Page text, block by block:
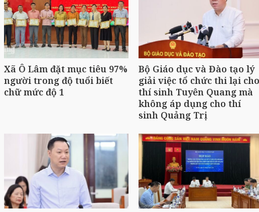
Xã Ô Lâm đặt mục tiêu 97%
người trong độ tuổi biết
chữ mức độ 1
Bộ Giáo dục và Đào tạo lý
giải việc tổ chức thi lại cho
thí sinh Tuyên Quang mà
không áp dụng cho thí
sinh Quảng Trị